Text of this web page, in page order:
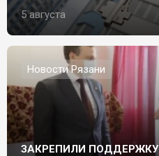
5 августа
Новости Рязани
ЗАКРЕПИЛИ ПОДДЕРЖКУ